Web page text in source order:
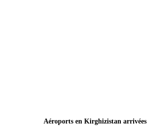
Aéroports en Kirghizistan